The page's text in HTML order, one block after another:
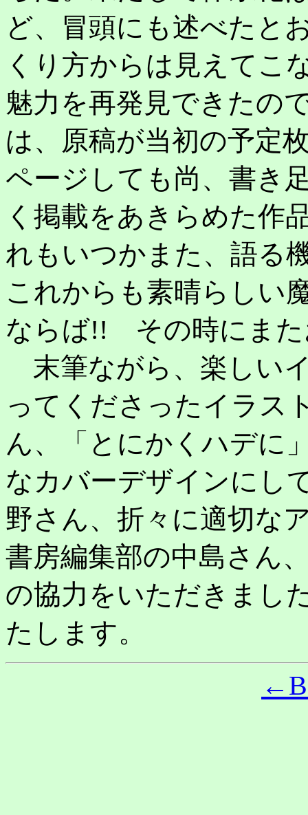
ど、冒頭にも述べたと
くり方からは見えてこ
魅力を再発見できたの
は、原稿が当初の予定
ページしても尚、書き
く掲載をあきらめた作
れもいつかまた、語る
これからも素晴らしい
ならば!! その時にまた
末筆ながら、楽しい
ってくださったイラス
ん、「とにかくハデに
なカバーデザインにし
野さん、折々に適切な
書房編集部の中島さん
の協力をいただきまし
たします。